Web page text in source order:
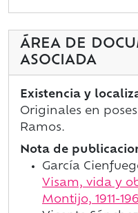
ÁREA DE
ASOCIADA
Existencia y
Originales en
Ramos.
Nota de
García
Visam, vida y
Montijo, 1911-